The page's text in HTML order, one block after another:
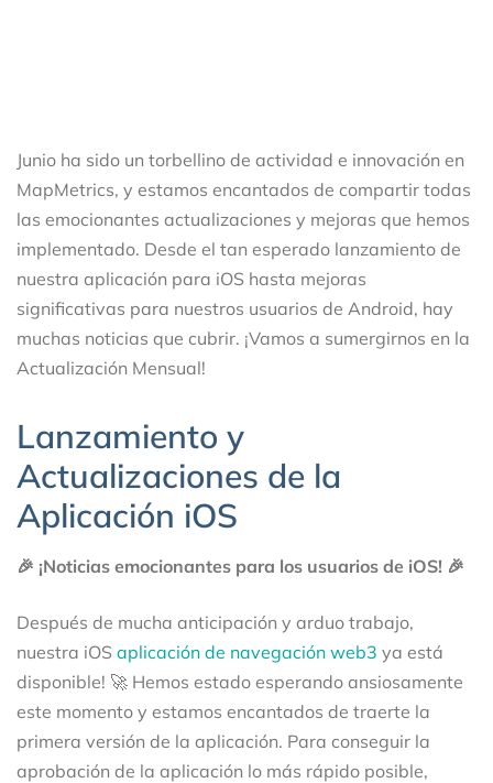
Junio ha sido un torbellino de actividad e innovación en
MapMetrics, y estamos encantados de compartir todas
las emocionantes actualizaciones y mejoras que hemos
implementado. Desde el tan esperado lanzamiento de
nuestra aplicación para iOS hasta mejoras
significativas para nuestros usuarios de Android, hay
muchas noticias que cubrir. ¡Vamos a sumergirnos en la
Actualización Mensual!
Lanzamiento y
Actualizaciones de la
Aplicación iOS
🎉 ¡Noticias emocionantes para los usuarios de iOS! 🎉
Después de mucha anticipación y arduo trabajo,
nuestra iOS aplicación de navegación web3 ya está
disponible! 🚀 Hemos estado esperando ansiosamente
este momento y estamos encantados de traerte la
primera versión de la aplicación. Para conseguir la
aprobación de la aplicación lo más rápido posible,